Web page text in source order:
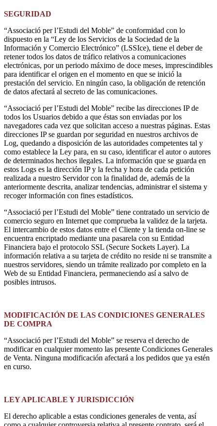
SEGURIDAD
“Associació per l’Estudi del Moble” de conformidad con lo
dispuesto en la “Ley de los Servicios de la Sociedad de la
Información y Comercio Electrónico” (LSSIce), tiene el deber de
retener todos los datos de tráfico relativos a comunicaciones
electrónicas, por un periodo máximo de doce meses, imprescindibles
para identificar el origen en el momento en que se inició la
prestación del servicio. En ningún caso, la obligación de retención
de datos afectará al secreto de las comunicaciones.
“Associació per l’Estudi del Moble” recibe las direcciones IP de
todos los Usuarios debido a que éstas son enviadas por los
navegadores cada vez que solicitan acceso a nuestras páginas. Estas
direcciones IP se guardan por seguridad en nuestros archivos de
Log, quedando a disposición de las autoridades competentes tal y
como establece la Ley para, en su caso, identificar el autor o autores
de determinados hechos ilegales. La información que se guarda en
estos Logs es la dirección IP y la fecha y hora de cada petición
realizada a nuestro Servidor con la finalidad de, además de la
anteriormente descrita, analizar tendencias, administrar el sistema y
recoger información con fines estadísticos.
“Associació per l’Estudi del Moble” tiene contratado un servicio de
comercio seguro en Internet que comprueba la validez de la tarjeta.
El intercambio de estos datos entre el Cliente y la tienda on-line se
encuentra encriptado mediante una pasarela con su Entidad
Financiera bajo el protocolo SSL (Secure Sockets Layer). La
información relativa a su tarjeta de crédito no reside ni se transmite a
nuestros servidores, siendo un trámite realizado por completo en la
Web de su Entidad Financiera, permaneciendo así a salvo de
posibles intrusos.
MODIFICACIÓN DE LAS CONDICIONES GENERALES
DE COMPRA
“Associació per l’Estudi del Moble” se reserva el derecho de
modificar en cualquier momento las presente Condiciones Generales
de Venta. Ninguna modificación afectará a los pedidos que ya estén
en curso.
LEY APLICABLE Y JURISDICCIÓN
El derecho aplicable a estas condiciones generales de venta, así